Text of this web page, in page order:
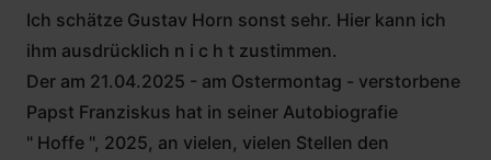
Ich schätze Gustav Horn sonst sehr. Hier kann ich
ihm ausdrücklich n i c h t zustimmen.
Der am 21.04.2025 - am Ostermontag - verstorbene
Papst Franziskus hat in seiner Autobiografie
" Hoffe ", 2025, an vielen, vielen Stellen den